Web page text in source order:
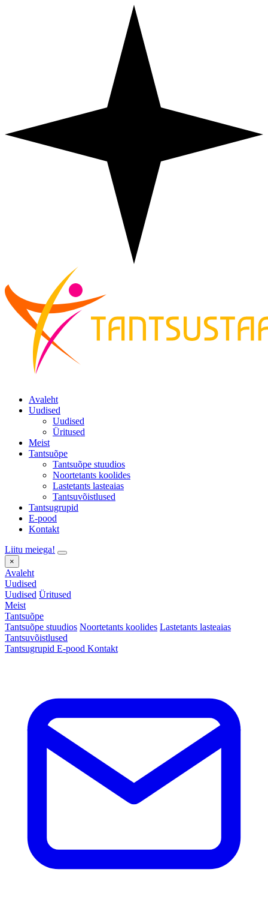
Avaleht
Uudised
Uudised
Üritused
Meist
Tantsuõpe
Tantsuõpe stuudios
Noortetants koolides
Lastetants lasteaias
Tantsuvõistlused
Tantsugrupid
E-pood
Kontakt
Liitu meiega!
×
Avaleht
Uudised
Uudised Üritused
Meist
Tantsuõpe
Tantsuõpe stuudios Noortetants koolides Lastetants lasteaias
Tantsuvõistlused
Tantsugrupid E-pood Kontakt